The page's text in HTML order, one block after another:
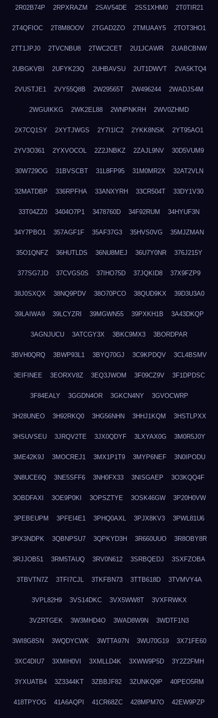
2R02B74P 2RPXRAZM 2SAV54DE 2SS1XHM0 2T0TIR21
2T4QFIOC 2T8M8OOV 2TGAD2ZO 2TMUAAY5 2TOT3HO1
2TT1JPJ0 2TVCNBU8 2TWC2CET 2U1JCAWR 2UABCBNW
2UBGKVBI 2UFYK23Q 2UHBAVSU 2UT1DWVT 2VA5KTQ4
2VUSTJE1 2VY55Q8B 2W29565T 2W496244 2WADJS4M
2WGUIKKG 2WK2EL88 2WNPNKRH 2WV0ZHMD
2X7CQ1SY 2XYTJWGS 2Y7I1IC2 2YKK8NSK 2YT95AO1
2YV3O361 2YXVOCOL 2Z2JNBKZ 2ZAJL9NV 30D5VUM9
30W729OG 31BVSCBT 31L8FP95 31M0MR2X 32AT2VLN
32MATDBP 336RPFHA 33ANXYRH 33CR504T 33DY1V30
33T04ZZ0 3404O7P1 3478760D 34F92RUM 34HYUF3N
34Y7PBO1 357AGF1F 35AF37G3 35HVS0VG 35MJZMAN
35O1QNFZ 36HUTLDS 36NU8MEJ 36U7Y0NR 376J215Y
377SG7JD 37CVGS0S 37IHO75D 37JQKID8 37X9FZP9
38J0SXQX 38NQ9PDV 38O70PCO 38QUD9KX 39D3U3A0
39LAIWA9 39LCYZRI 39MGWN55 39PXKH1B 3A43DKQP
3AGNJUCU 3ATCGY3X 3BKC9MX3 3BORDPAR
3BVH0QRQ 3BWP93L1 3BYQ70GJ 3C9KPDQV 3CL4BSMV
3EIFINEE 3EORXV8Z 3EQ3JWOM 3F09CZ9V 3F1DPDSC
3F84EALY 3GGDN4OR 3GKCN4NY 3GVOCWRP
3H28UNEO 3H92RKQ0 3HG56NHN 3HHJ1KQM 3HSTLPXX
3HSUVSEU 3JRQV2TE 3JX0QDYF 3LXYAX0G 3M0R5J0Y
3ME42K9J 3MOCREJ1 3MX1P1T9 3MYP6NEF 3N0IPODU
3N8UCE6Q 3NE5SFF6 3NH0FX33 3NISGAEP 3O3KQQ4F
3OBDFAXI 3OE9P0KI 3OPSZTYE 3OSK46GW 3P20H0VW
3PEBEUPM 3PFEI4E1 3PHQ0AXL 3PJX8KV3 3PWL81U6
3PX3NDPK 3QBNPSU7 3QPKYD3H 3R660UUO 3R8OBY8R
3RJJOB51 3RM5TAUQ 3RV0N612 3SRBQEDJ 3SXFZOBA
3TBVTN7Z 3TFI7CJL 3TKFBN73 3TTB618D 3TVMVY4A
3VPL82H9 3VS14DKC 3VX5WW8T 3VXFRWKX
3VZRTGEK 3W3MHD4O 3WAD8W9N 3WDTF1N3
3WI8G8SN 3WQDYCWK 3WTTA97N 3WU70G19 3X71FE60
3XC4DIU7 3XMIH0VI 3XMLLD4K 3XWW9P5D 3Y2Z2FMH
3YXUATB4 3Z3344KT 3ZBBJF82 3ZUNKQ9P 40PEO5RM
418TPYOG 41A6AQPI 41CR68ZC 428MPM7O 42EW9PZP